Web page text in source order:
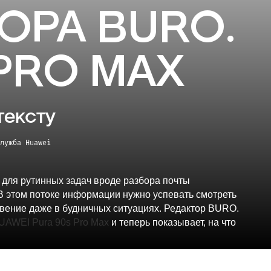
BURO.
MAX
Huawei
рутинных задач вроде разбора почты
этом потоке информации нужно успевать смотреть
даже в будничных ситуациях. Редактор BURO.
Pura 90s Pro Max и теперь показывает, на что